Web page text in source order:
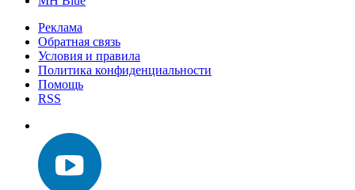
Реклама
Обратная связь
Условия и правила
Политика конфиденциальности
Помощь
RSS